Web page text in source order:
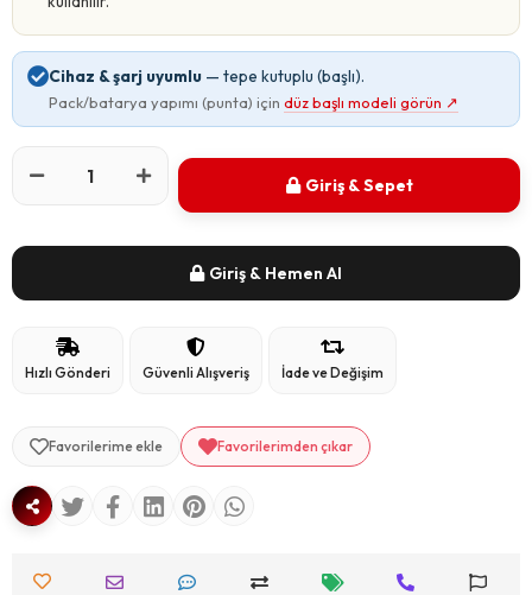
Cihaz & şarj uyumlu — tepe kutuplu (başlı).
Pack/batarya yapımı (punta) için düz başlı modeli görün ↗
Giriş & Sepet
Giriş & Hemen Al
Hızlı Gönderi Güvenli Alışveriş İade ve Değişim
Favorilerime ekle Favorilerimden çıkar